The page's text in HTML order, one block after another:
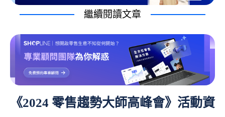
繼續閱讀文章
《2024 零售趨勢大師高峰會》活動資